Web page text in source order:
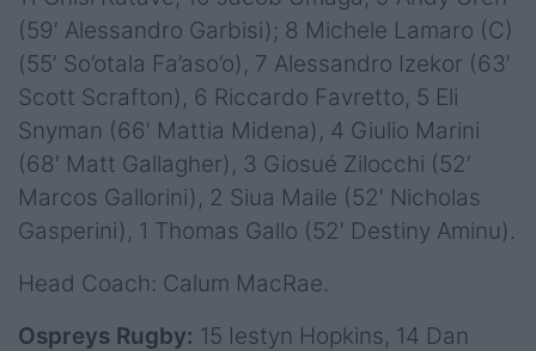
(59′ Alessandro Garbisi); 8 Michele Lamaro (C)
(55′ So’otala Fa’aso’o), 7 Alessandro Izekor (63′
Scott Scrafton), 6 Riccardo Favretto, 5 Eli
Snyman (66′ Mattia Midena), 4 Giulio Marini
(68′ Matt Gallagher), 3 Giosué Zilocchi (52′
Marcos Gallorini), 2 Siua Maile (52′ Nicholas
Gasperini), 1 Thomas Gallo (52′ Destiny Aminu).
Head Coach: Calum MacRae.
Ospreys Rugby: 15 Iestyn Hopkins, 14 Dan